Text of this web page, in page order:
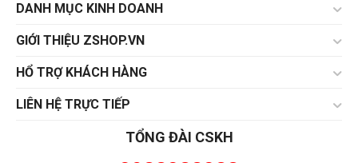
DANH MỤC KINH DOANH
GIỚI THIỆU ZSHOP.VN
HỔ TRỢ KHÁCH HÀNG
LIÊN HỆ TRỰC TIẾP
TỔNG ĐÀI CSKH